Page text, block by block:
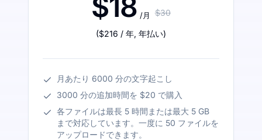
/月 $30
($216 / 年, 年払い)
月あたり 6000 分の文字起こし
3000 分の追加時間を $20 で購入
各ファイルは最長 5 時間または最大 5 GB
まで対応しています。一度に 50 ファイルを
アップロードできます。